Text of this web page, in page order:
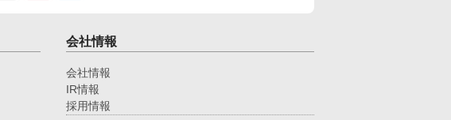
会社情報
会社情報
IR情報
採用情報